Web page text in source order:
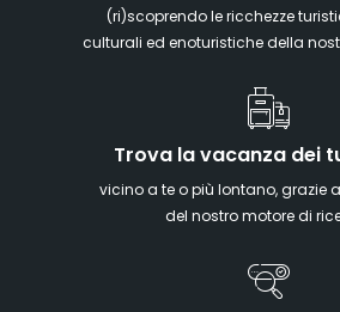
(ri)scoprendo le ricchezze
culturali ed enoturistiche della
Trova la vacanza dei
vicino a te o più lontano, grazie
del nostro motore di